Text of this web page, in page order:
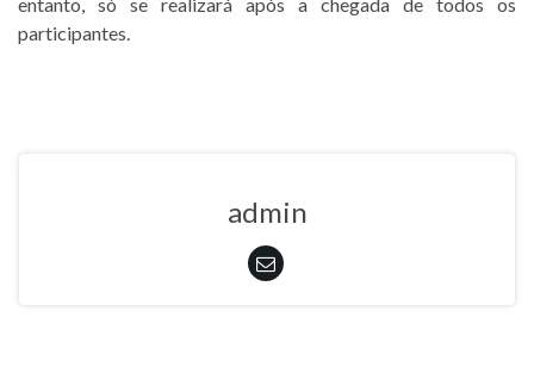
participantes.
admin